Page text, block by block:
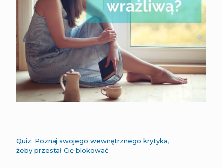
Quiz: Poznaj swojego wewnętrznego krytyka,
żeby przestał Cię blokować